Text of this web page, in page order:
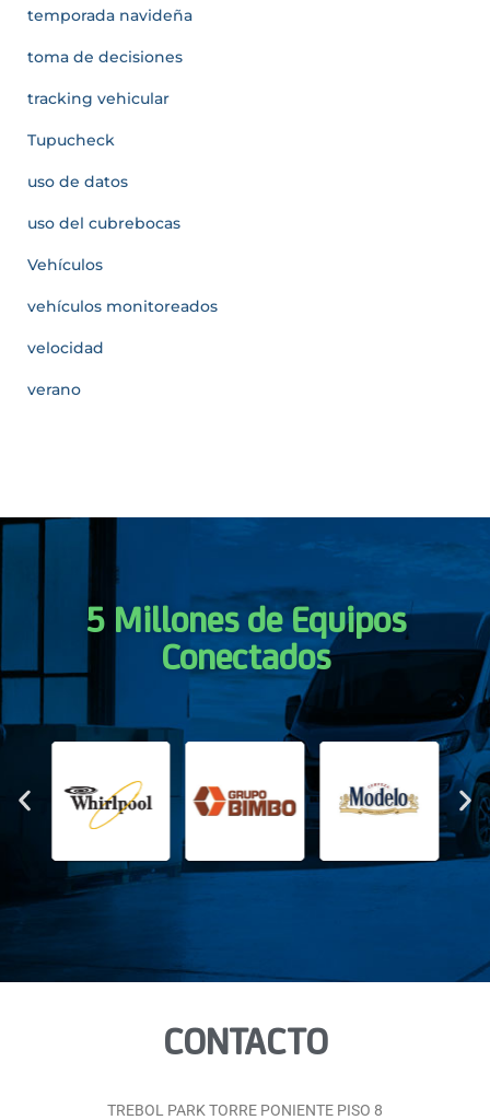
temporada navideña
toma de decisiones
tracking vehicular
Tupucheck
uso de datos
uso del cubrebocas
Vehículos
vehículos monitoreados
velocidad
verano
5 Millones de Equipos
Conectados
CONTACTO
TREBOL PARK TORRE PONIENTE PISO 8